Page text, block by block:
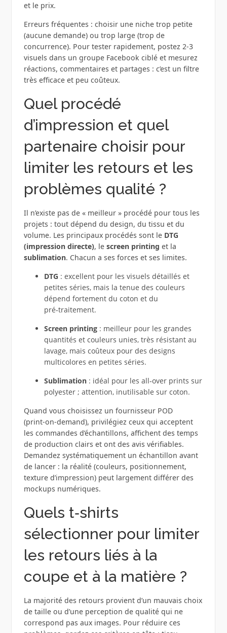
et le prix.
Erreurs fréquentes : choisir une niche trop petite
(aucune demande) ou trop large (trop de
concurrence). Pour tester rapidement, postez 2‑3
visuels dans un groupe Facebook ciblé et mesurez
réactions, commentaires et partages : c’est un filtre
très efficace et peu coûteux.
Quel procédé
d’impression et quel
partenaire choisir pour
limiter les retours et les
problèmes qualité ?
Il n’existe pas de « meilleur » procédé pour tous les
projets : tout dépend du design, du tissu et du
volume. Les principaux procédés sont le DTG
(impression directe), le screen printing et la
sublimation. Chacun a ses forces et ses limites.
DTG : excellent pour les visuels détaillés et
petites séries, mais la tenue des couleurs
dépend fortement du coton et du
pré‑traitement.
Screen printing: meilleur pour les grandes
quantités et couleurs unies, très résistant au
lavage, mais coûteux pour des designs
multicolores en petites séries.
Sublimation: idéal pour les all‑over prints sur
polyester ; attention, inutilisable sur coton.
Quand vous choisissez un fournisseur POD
(print‑on‑demand), privilégiez ceux qui acceptent
les commandes d’échantillons, affichent des temps
de production clairs et ont des avis vérifiables.
Demandez systématiquement un échantillon avant
de lancer : la réalité (couleurs, positionnement,
texture d’impression) peut largement différer des
mockups numériques.
Quels t‑shirts
sélectionner pour limiter
les retours liés à la
coupe et à la matière ?
La majorité des retours provient d’un mauvais choix
de taille ou d’une perception de qualité qui ne
correspond pas aux images. Pour réduire ces